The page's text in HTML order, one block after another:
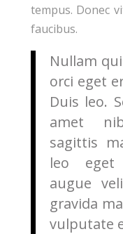
tempus. Donec
faucibus.
Nullam
orci eget
Duis leo.
amet
sagittis
leo eget
augue
gravida
vulputate